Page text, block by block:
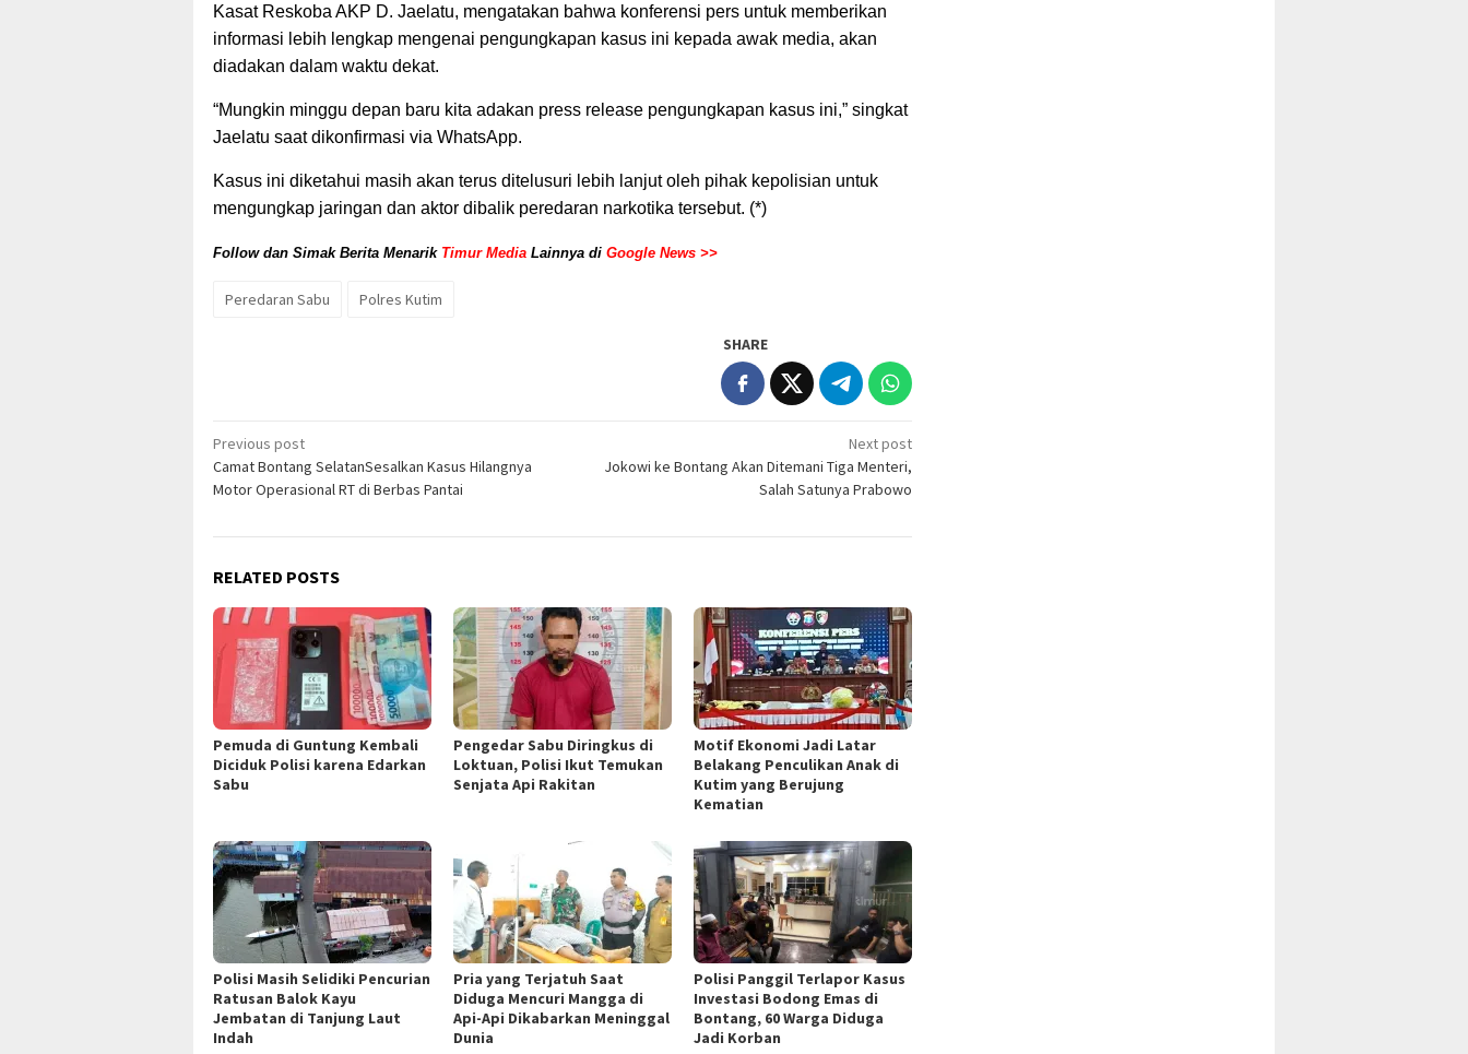
Kasat Reskoba AKP D. Jaelatu, mengatakan bahwa konferensi pers untuk memberikan
informasi lebih lengkap mengenai pengungkapan kasus ini kepada awak media, akan
diadakan dalam waktu dekat.
“Mungkin minggu depan baru kita adakan press release pengungkapan kasus ini,” singkat
Jaelatu saat dikonfirmasi via WhatsApp.
Kasus ini diketahui masih akan terus ditelusuri lebih lanjut oleh pihak kepolisian untuk
mengungkap jaringan dan aktor dibalik peredaran narkotika tersebut. (*)
Follow dan Simak Berita Menarik Timur Media Lainnya di Google News >>
Peredaran Sabu Polres Kutim
SHARE
Post
navigation
Previous post
Camat Bontang SelatanSesalkan Kasus Hilangnya
Motor Operasional RT di Berbas Pantai
Next post
Jokowi ke Bontang Akan Ditemani Tiga Menteri,
Salah Satunya Prabowo
RELATED POSTS
Pemuda di Guntung Kembali
Diciduk Polisi karena Edarkan
Sabu
Pengedar Sabu Diringkus di
Loktuan, Polisi Ikut Temukan
Senjata Api Rakitan
Motif Ekonomi Jadi Latar
Belakang Penculikan Anak di
Kutim yang Berujung
Kematian
Polisi Masih Selidiki Pencurian
Ratusan Balok Kayu
Jembatan di Tanjung Laut
Indah
Pria yang Terjatuh Saat
Diduga Mencuri Mangga di
Api-Api Dikabarkan Meninggal
Dunia
Polisi Panggil Terlapor Kasus
Investasi Bodong Emas di
Bontang, 60 Warga Diduga
Jadi Korban